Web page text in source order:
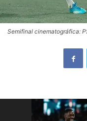
Semifinal cinematográfica: